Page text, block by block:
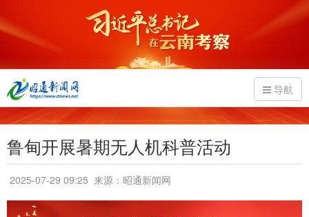
导航
鲁甸开展暑期无人机科普活动
2025-07-29 09:25 来源：昭通新闻网